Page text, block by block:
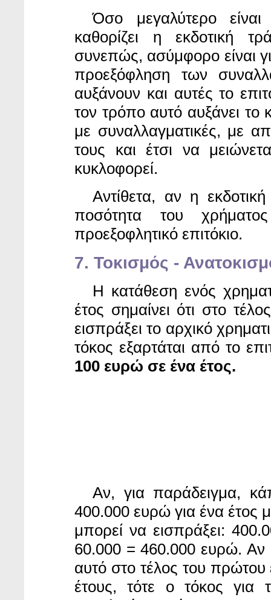
Όσο μεγαλύτερο
καθορίζει η εκδοτική
συνεπώς, ασύμφορο είναι
προεξόφληση των
αυξάνουν και αυτές το
τον τρόπο αυτό αυξάνει
με συναλλαγματικές, με
τους και έτσι να
κυκλοφορεί.
Αντίθετα, αν η
ποσότητα του
προεξοφλητικό επιτόκιο.
7. Τοκισμός -
Η κατάθεση ενός
έτος σημαίνει ότι στο
εισπράξει το αρχικό
τόκος εξαρτάται από το
100 ευρώ σε ένα έτος.
Αν, για παράδειγμα,
400.000 ευρώ για ένα έτος
μπορεί να εισπράξει:
60.000 = 460.000 ευρώ. Αν
αυτό στο τέλος του πρώτου
έτους, τότε ο τόκος για